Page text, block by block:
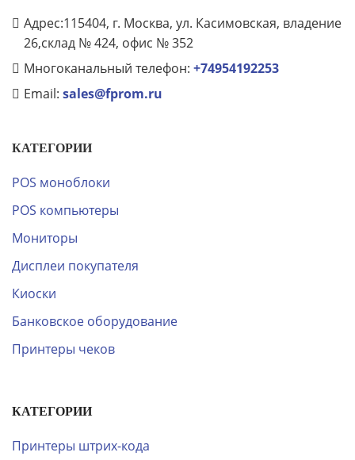
Адрес:115404, г. Москва, ул. Касимовская, владение
26,склад № 424, офис № 352
Многоканальный телефон: +74954192253
Email: sales@fprom.ru
КАТЕГОРИИ
POS моноблоки
POS компьютеры
Мониторы
Дисплеи покупателя
Киоски
Банковское оборудование
Принтеры чеков
КАТЕГОРИИ
Принтеры штрих-кода